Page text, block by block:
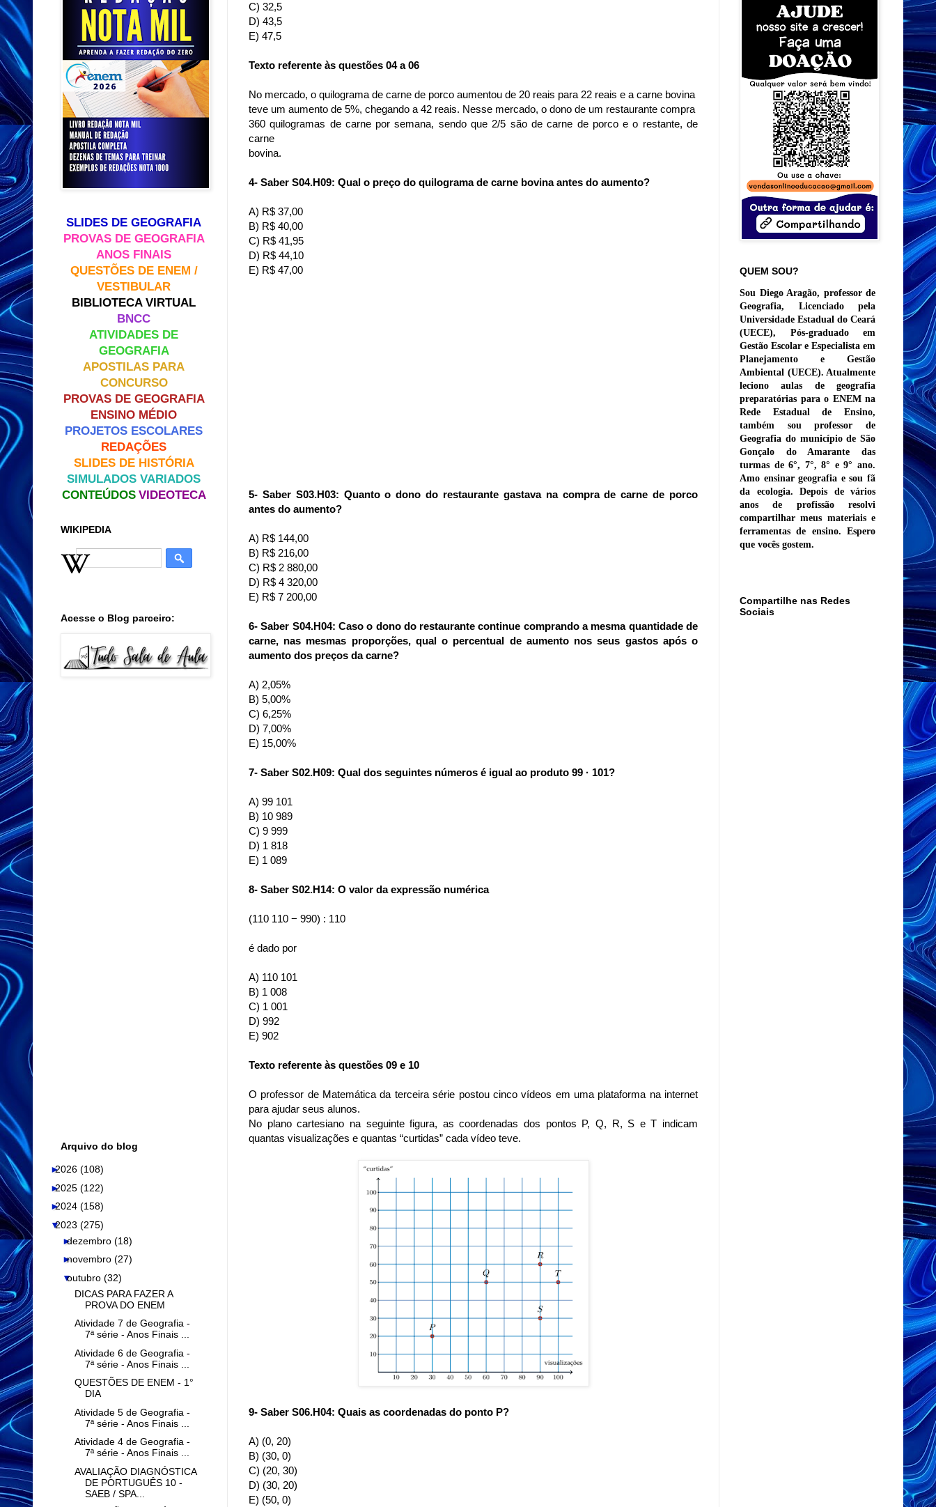
C) 32,5
D) 43,5
E) 47,5
Texto referente às questões 04 a 06
No mercado, o quilograma de carne de porco aumentou de 20 reais para 22 reais e a carne bovina
teve um aumento de 5%, chegando a 42 reais. Nesse mercado, o dono de um restaurante compra
360 quilogramas de carne por semana, sendo que 2/5 são de carne de porco e o restante, de
carne
bovina.
4- Saber S04.H09: Qual o preço do quilograma de carne bovina antes do aumento?
A) R$ 37,00
B) R$ 40,00
C) R$ 41,95
D) R$ 44,10
E) R$ 47,00
5- Saber S03.H03: Quanto o dono do restaurante gastava na compra de carne de porco
antes do aumento?
A) R$ 144,00
B) R$ 216,00
C) R$ 2 880,00
D) R$ 4 320,00
E) R$ 7 200,00
6- Saber S04.H04: Caso o dono do restaurante continue comprando a mesma quantidade de
carne, nas mesmas proporções, qual o percentual de aumento nos seus gastos após o
aumento dos preços dacarne?
A) 2,05%
B) 5,00%
C) 6,25%
D) 7,00%
E) 15,00%
7- Saber S02.H09: Qual dos seguintes números é igual ao produto 99 · 101?
A) 99 101
B) 10 989
C) 9 999
D) 1 818
E) 1 089
8- Saber S02.H14: O valor da expressão numérica
(110 110 − 990) : 110
é dado por
A) 110 101
B) 1 008
C) 1 001
D) 992
E) 902
Texto referente às questões 09 e 10
O professor de Matemática da terceira série postou cinco vídeos em uma plataforma na internet
paraajudar seus alunos.
No plano cartesiano na seguinte figura, as coordenadas dos pontos P, Q, R, S e T indicam
quantas visualizações e quantas “curtidas” cada vídeo teve.
9- Saber S06.H04: Quais as coordenadas do ponto P?
A) (0, 20)
B) (30, 0)
C) (20, 30)
D) (30, 20)
E) (50, 0)
SLIDES DE GEOGRAFIA
PROVAS DE GEOGRAFIA
ANOS FINAIS
QUESTÕES DE ENEM /
VESTIBULAR
BIBLIOTECA VIRTUAL
BNCC
ATIVIDADES DE
GEOGRAFIA
APOSTILAS PARA
CONCURSO
PROVAS DE GEOGRAFIA
ENSINO MÉDIO
PROJETOS ESCOLARES
REDAÇÕES
SLIDES DE HISTÓRIA
SIMULADOS VARIADOS
CONTEÚDOS VIDEOTECA
WIKIPEDIA
Acesse o Blog parceiro:
Arquivo do blog
►
2026 (108)
►
2025 (122)
►
2024 (158)
▼
2023 (275)
►
dezembro (18)
►
novembro (27)
▼
outubro (32)
DICAS PARA FAZER A
PROVA DO ENEM
Atividade 7 de Geografia -
7ª série - Anos Finais ...
Atividade 6 de Geografia -
7ª série - Anos Finais ...
QUESTÕES DE ENEM - 1°
DIA
Atividade 5 de Geografia -
7ª série - Anos Finais ...
Atividade 4 de Geografia -
7ª série - Anos Finais ...
AVALIAÇÃO DIAGNÓSTICA
DE PORTUGUÊS 10 -
SAEB / SPA...
QUEM SOU?
Sou Diego Aragão, professor de
Geografia, Licenciado pela
Universidade Estadual do Ceará
(UECE), Pós-graduado em
Gestão Escolar e Especialista em
Planejamento e Gestão
Ambiental (UECE). Atualmente
leciono aulas de geografia
preparatórias para o ENEM na
Rede Estadual de Ensino,
também sou professor de
Geografia do município de São
Gonçalo do Amarante das
turmas de 6°, 7°, 8° e 9° ano.
Amo ensinar geografia e sou fã
da ecologia. Depois de vários
anos de profissão resolvi
compartilhar meus materiais e
ferramentas de ensino. Espero
que vocês gostem.
Compartilhe nas Redes
Sociais